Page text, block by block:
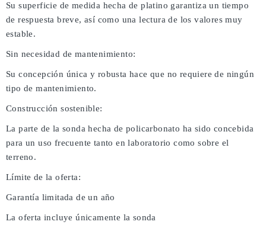
Su superficie de medida hecha de platino garantiza un tiempo
de respuesta breve, así como una lectura de los valores muy
estable.
Sin necesidad de mantenimiento:
Su concepción única y robusta hace que no requiere de ningún
tipo de mantenimiento.
Construcción sostenible:
La parte de la sonda hecha de policarbonato ha sido concebida
para un uso frecuente tanto en laboratorio como sobre el
terreno.
Límite de la oferta:
Garantía limitada de un año
La oferta incluye únicamente la sonda